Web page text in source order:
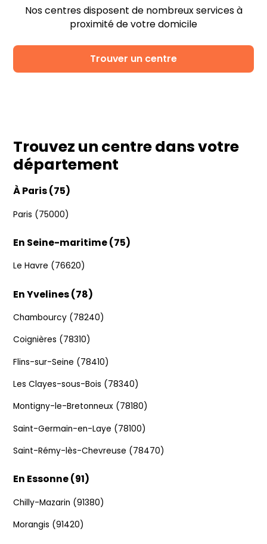
Nos centres disposent de nombreux services à
proximité de votre domicile
Trouver un centre
Trouvez un centre dans votre
département
À Paris (75)
Paris (75000)
En Seine-maritime (75)
Le Havre (76620)
En Yvelines (78)
Chambourcy (78240)
Coignières (78310)
Flins-sur-Seine (78410)
Les Clayes-sous-Bois (78340)
Montigny-le-Bretonneux (78180)
Saint-Germain-en-Laye (78100)
Saint-Rémy-lès-Chevreuse (78470)
En Essonne (91)
Chilly-Mazarin (91380)
Morangis (91420)